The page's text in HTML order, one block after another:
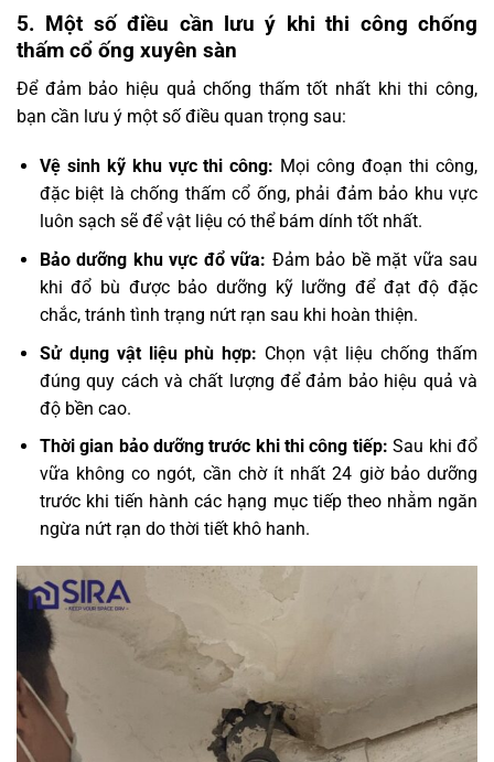
5. Một số điều cần lưu ý khi thi công chống
thấm cổ ống xuyên sàn
Để đảm bảo hiệu quả chống thấm tốt nhất khi thi công,
bạn cần lưu ý một số điều quan trọng sau:
Vệ sinh kỹ khu vực thi công: Mọi công đoạn thi công,
đặc biệt là chống thấm cổ ống, phải đảm bảo khu vực
luôn sạch sẽ để vật liệu có thể bám dính tốt nhất.
Bảo dưỡng khu vực đổ vữa: Đảm bảo bề mặt vữa sau
khi đổ bù được bảo dưỡng kỹ lưỡng để đạt độ đặc
chắc, tránh tình trạng nứt rạn sau khi hoàn thiện.
Sử dụng vật liệu phù hợp: Chọn vật liệu chống thấm
đúng quy cách và chất lượng để đảm bảo hiệu quả và
độ bền cao.
Thời gian bảo dưỡng trước khi thi công tiếp: Sau khi đổ
vữa không co ngót, cần chờ ít nhất 24 giờ bảo dưỡng
trước khi tiến hành các hạng mục tiếp theo nhằm ngăn
ngừa nứt rạn do thời tiết khô hanh.